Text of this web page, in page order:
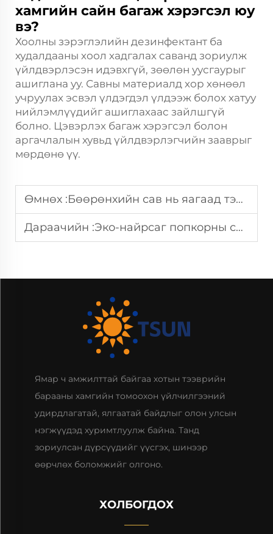
хамгийн сайн багаж хэрэгсэл юу
вэ?
Хоолны зэрэглэлийн дезинфектант ба
худалдааны хоол хадгалах саванд зориулж
үйлдвэрлэсэн идэвхгүй, зөөлөн уусгаурыг
ашиглана уу. Савны материалд хор хөнөөл
учруулах эсвэл үлдэгдэл үлдээж болох хатуу
нийлэмлүүдийг ашиглахаас зайлшгүй
болно. Цэвэрлэх багаж хэрэгсэл болон
аргачлалын хувьд үйлдвэрлэгчийн зааврыг
мөрдөнө үү.
Өмнөх :Бөөрөнхийн сав нь яагаад тэсвэртэй байдаг вэ?
Дараачийн :Эко-найрсаг попкорны сав төхөөрөмжүүдийг ашиглах эсэх вэ?
Ямар ч амжилттай байгаа хотын тээврийн
барааны хамгийн томоохон үйлчилгээний
удирдлагатай, ялгаатай байдлыг олон улсын
нэгжүүдэд хуримтлуулж байна. Танд
зориулсан дүрсүүдийг үүсгэх, шинээр
өөрчлөх боломжийг олгоно.
ХОЛБОГДОХ